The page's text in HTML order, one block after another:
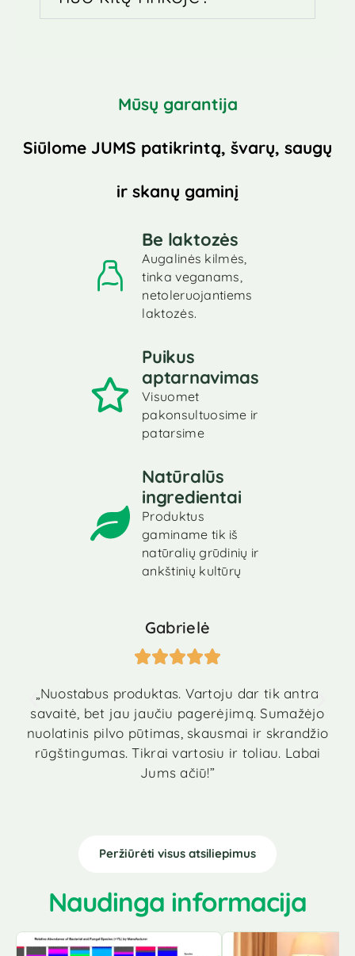
Mūsų garantija
Siūlome JUMS patikrintą, švarų, saugų
ir skanų gaminį
Be laktozės
Augalinės kilmės,
tinka veganams,
netoleruojantiems
laktozės.
Puikus
aptarnavimas
Visuomet
pakonsultuosime ir
patarsime
Natūralūs
ingredientai
Produktus
gaminame tik iš
natūralių grūdinių ir
ankštinių kultūrų
Gabrielė
„Nuostabus produktas. Vartoju dar tik antra
savaitė, bet jau jaučiu pagerėjimą. Sumažėjo
nuolatinis pilvo pūtimas, skausmai ir skrandžio
rūgštingumas. Tikrai vartosiu ir toliau. Labai
Jums ačiū!”
Peržiūrėti visus atsiliepimus
Naudinga informacija